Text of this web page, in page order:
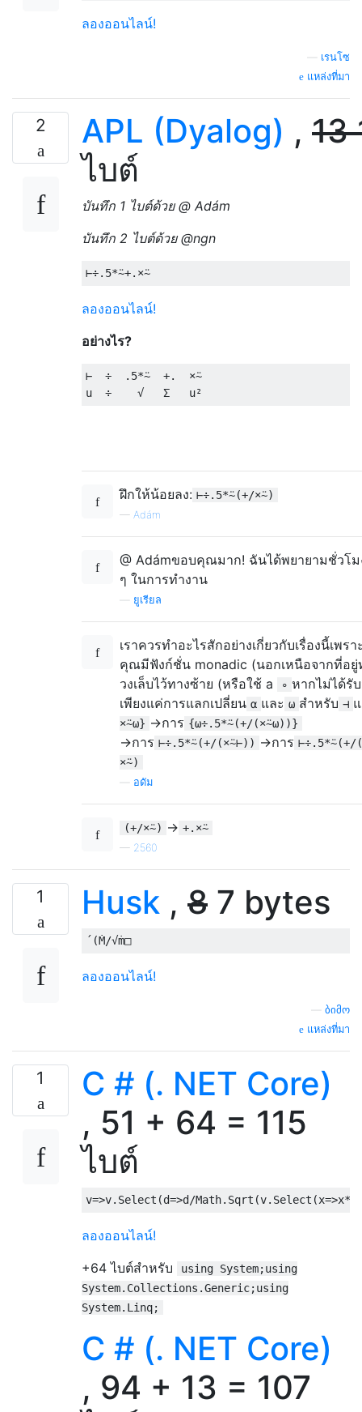
ลองออนไลน์!
เรนโซ
แหล่งที่มา
2 APL (Dyalog) , 13
ไบต์
บันทึก 1 ไบต์ด้วย @ Adám
บันทึก 2 ไบต์ด้วย @ngn
⊢÷. 5*⍨+.×⍨
ลองออนไลน์!
อย่างไร?
⊢ ÷ . 5*⍨ +.
×⍨
u ÷ √ Σ
   u
²
ฝึกให้น้อยลง: ⊢÷.5*⍨(+/×⍨)
— Adám
@ Adámขอบคุณมาก! ฉันได้พยายามชั่วโม
ๆ ในการทำงาน
ยูเรียล
เราควรทำอะไรสักอย่างเกี่ยวกับเรื่องนี้เพร
คุณมีฟังก์ชั่น monadic (นอกเหนือจากที่อยู่
วงเล็บไว้ทางซ้าย (หรือใช้ a
∘ หากไม่ได้รั
เพียงแค่การแลกเปลี่ยน ⍺ และ ⍵ สำหรับ ⊣
×⍨⍵} →การ {⍵÷.5*⍨(+/(×⍨⍵))}
→การ ⊢÷.5*⍨(+/(×⍨⊢)) →การ ⊢÷.5*⍨(+/
×⍨)
อดัม
(+/×⍨) -> +.×⍨
— 2560
1 Husk , 8 7 bytes
ลองออนไลน์!
ბიმო
แหล่งที่มา
1
C # (. NET Core)
, 51 + 64 = 115
ไบต์
v=>v. Select (d=>d /Math. Sqrt (v. Select (x=>x*
ลองออนไลน์!
+64 ไบต์สำหรับ
using System;using
System.Collections.Generic;using
System.Linq;
C # (. NET Core)
, 94 + 13 = 107